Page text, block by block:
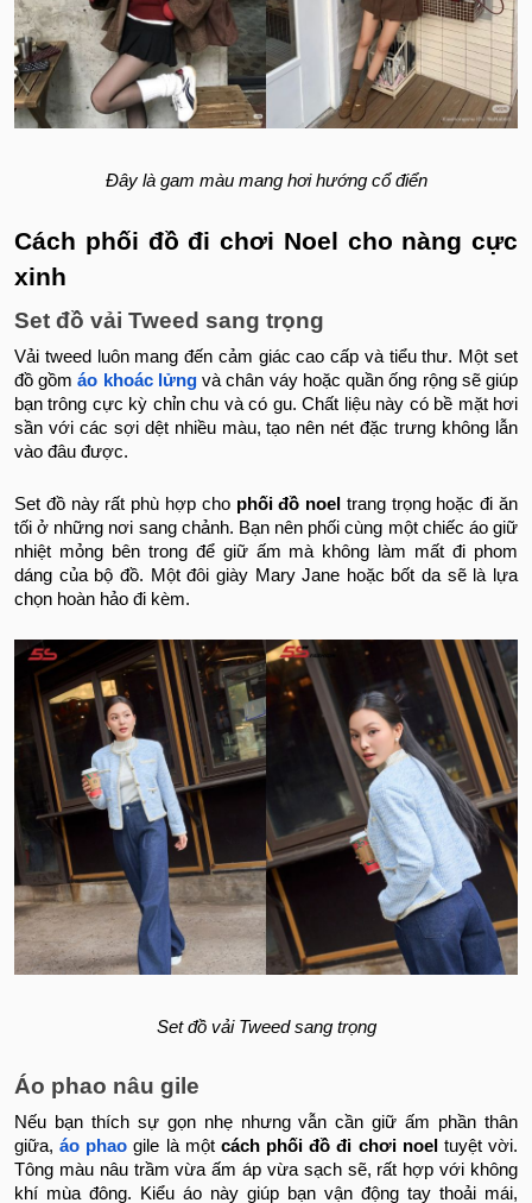
Đây là gam màu mang hơi hướng cổ điển
Cách phối đồ đi chơi Noel cho nàng cực
xinh
Set đồ vải Tweed sang trọng
Vải tweed luôn mang đến cảm giác cao cấp và tiểu thư. Một set
đồ gồmáo khoác lửngvà chân váy hoặc quần ống rộng sẽ giúp
bạn trông cực kỳ chỉn chu và có gu. Chất liệu này có bề mặt hơi
sần với các sợi dệt nhiều màu, tạo nên nét đặc trưng không lẫn
vào đâu được.
Set đồ này rất phù hợp cho phối đồ noel​ trang trọng hoặc đi ăn
tối ở những nơi sang chảnh. Bạn nên phối cùng một chiếc áo giữ
nhiệt mỏng bên trong để giữ ấm mà không làm mất đi phom
dáng của bộ đồ. Một đôi giày Mary Jane hoặc bốt da sẽ là lựa
chọn hoàn hảo đi kèm.
Set đồ vải Tweed sang trọng
Áo phao nâu gile
Nếu bạn thích sự gọn nhẹ nhưng vẫn cần giữ ấm phần thân
giữa,áo phaogile là một cách phối đồ đi chơi noel tuyệt vời.
Tông màu nâu trầm vừa ấm áp vừa sạch sẽ, rất hợp với không
khí mùa đông. Kiểu áo này giúp bạn vận động tay thoải mái,